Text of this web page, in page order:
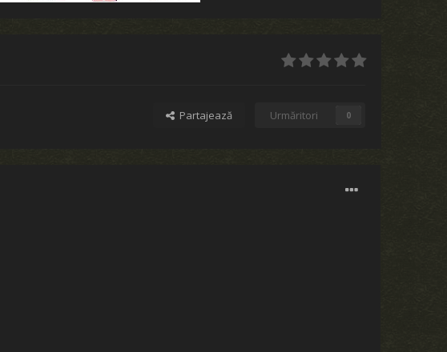
Partajează Urmăritori 0